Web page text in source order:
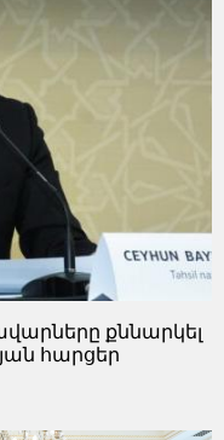
քննարկել
հարցեր